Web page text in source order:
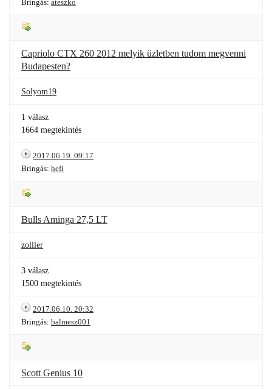
Bringás: ateszko
Capriolo CTX 260 2012 melyik üzletben tudom megvenni
Budapesten?
Solyom19
1 válasz
1664 megtekintés
2017.06.19. 09:17
Bringás: hefi
Bulls Aminga 27,5 LT
zolller
3 válasz
1500 megtekintés
2017.06.10. 20:32
Bringás: balmesz001
Scott Genius 10